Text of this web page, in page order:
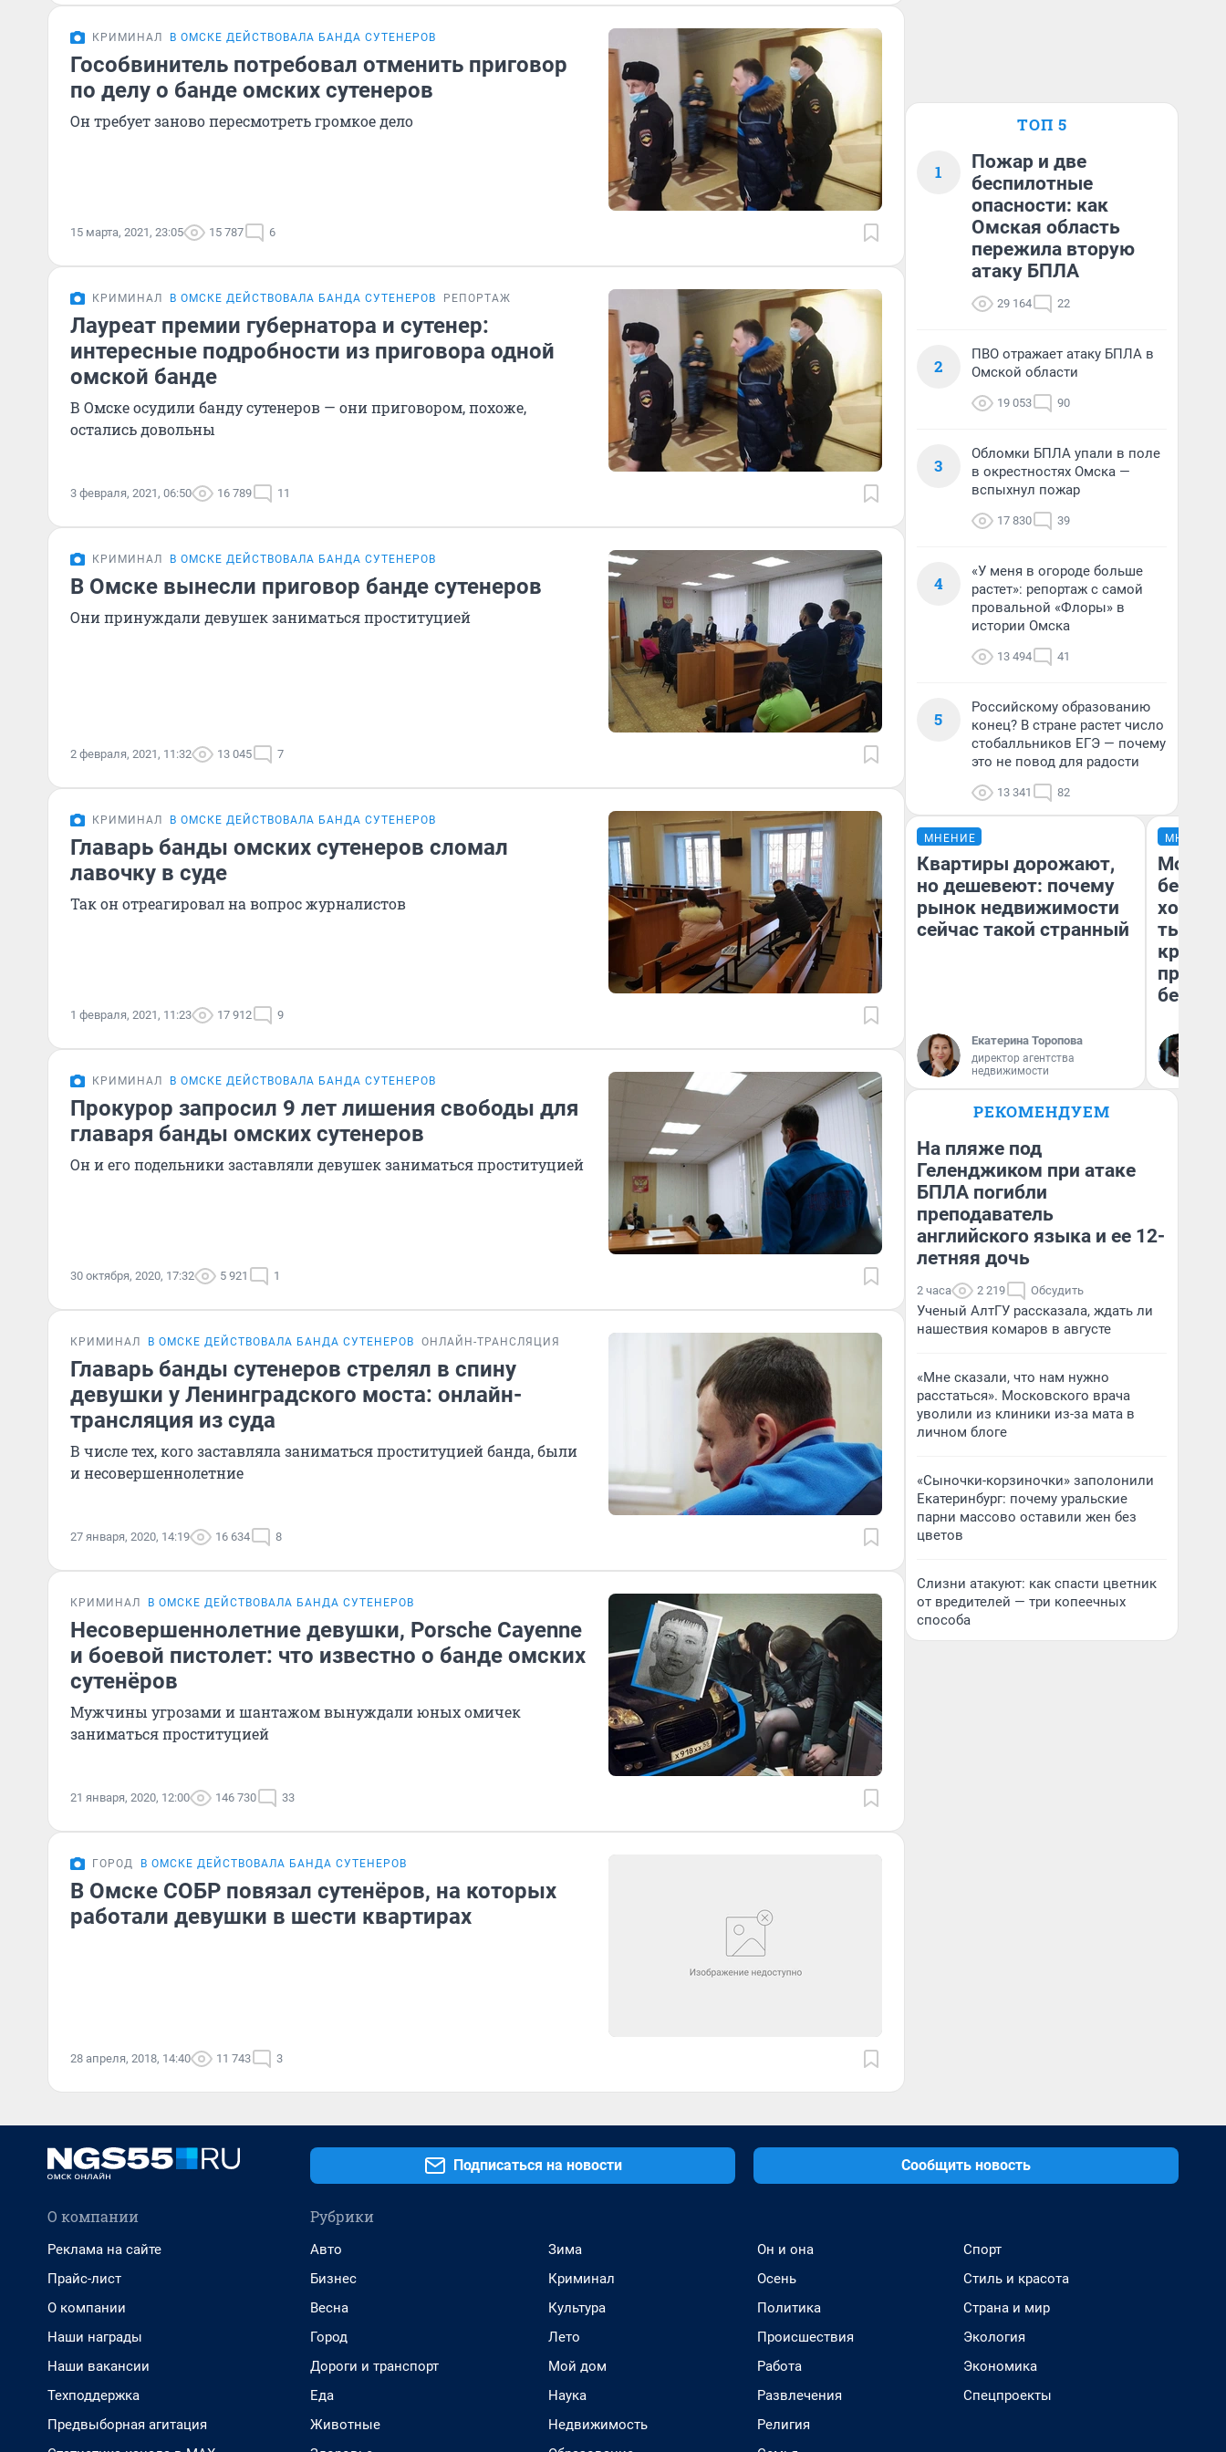
КРИМИНАЛ В ОМСКЕ ДЕЙСТВОВАЛА БАНДА СУТЕНЕРОВ
Гособвинитель потребовал отменить приговор
по делу о банде омских сутенеров
Он требует заново пересмотреть громкое дело
15 марта, 2021, 23:05 15 787 6
КРИМИНАЛ В ОМСКЕ ДЕЙСТВОВАЛА БАНДА СУТЕНЕРОВ РЕПОРТАЖ
Лауреат премии губернатора и сутенер:
интересные подробности из приговора одной
омской банде
В Омске осудили банду сутенеров — они приговором, похоже,
остались довольны
3 февраля, 2021, 06:50 16 789 11
КРИМИНАЛ В ОМСКЕ ДЕЙСТВОВАЛА БАНДА СУТЕНЕРОВ
В Омске вынесли приговор банде сутенеров
Они принуждали девушек заниматься проституцией
2 февраля, 2021, 11:32 13 045 7
КРИМИНАЛ В ОМСКЕ ДЕЙСТВОВАЛА БАНДА СУТЕНЕРОВ
Главарь банды омских сутенеров сломал
лавочку в суде
Так он отреагировал на вопрос журналистов
1 февраля, 2021, 11:23 17 912 9
КРИМИНАЛ В ОМСКЕ ДЕЙСТВОВАЛА БАНДА СУТЕНЕРОВ
Прокурор запросил 9 лет лишения свободы для
главаря банды омских сутенеров
Он и его подельники заставляли девушек заниматься проституцией
30 октября, 2020, 17:32 5 921 1
КРИМИНАЛ В ОМСКЕ ДЕЙСТВОВАЛА БАНДА СУТЕНЕРОВ ОНЛАЙН-ТРАНСЛЯЦИЯ
Главарь банды сутенеров стрелял в спину
девушки у Ленинградского моста: онлайн-
трансляция из суда
В числе тех, кого заставляла заниматься проституцией банда, были
и несовершеннолетние
27 января, 2020, 14:19 16 634 8
КРИМИНАЛ В ОМСКЕ ДЕЙСТВОВАЛА БАНДА СУТЕНЕРОВ
Несовершеннолетние девушки, Porsche Cayenne
и боевой пистолет: что известно о банде омских
сутенёров
Мужчины угрозами и шантажом вынуждали юных омичек
заниматься проституцией
21 января, 2020, 12:00 146 730 33
ГОРОД В ОМСКЕ ДЕЙСТВОВАЛА БАНДА СУТЕНЕРОВ
В Омске СОБР повязал сутенёров, на которых
работали девушки в шести квартирах
28 апреля, 2018, 14:40 11 743 3
ТОП 5
1
Пожар и две
беспилотные
опасности: как
Омская область
пережила вторую
атаку БПЛА
29 164 22
2
ПВО отражает атаку БПЛА в
Омской области
19 053 90
3
Обломки БПЛА упали в поле
в окрестностях Омска —
вспыхнул пожар
17 830 39
4
«У меня в огороде больше
растет»: репортаж с самой
провальной «Флоры» в
истории Омска
13 494 41
5
Российскому образованию
конец? В стране растет число
стобалльников ЕГЭ — почему
это не повод для радости
13 341 82
МНЕНИЕ
Квартиры дорожают,
но дешевеют: почему
рынок недвижимости
сейчас такой странный
Екатерина Торопова
директор агентства
недвижимости
МНЕНИЕ
Мой
хотела
тысяч,
РЕКОМЕНДУЕМ
На пляже под
Геленджиком при атаке
БПЛА погибли
преподаватель
английского языка и ее 12-
летняя дочь
2 часа 2 219 Обсудить
Ученый АлтГУ рассказала, ждать ли
нашествия комаров в августе
«Мне сказали, что нам нужно
расстаться». Московского врача
уволили из клиники из-за мата в
личном блоге
«Сыночки-корзиночки» заполонили
Екатеринбург: почему уральские
парни массово оставили жен без
цветов
Слизни атакуют: как спасти цветник
от вредителей — три копеечных
способа
Подписаться на новости Сообщить новость
О компании
Реклама на сайте
Прайс-лист
О компании
Наши награды
Наши вакансии
Техподдержка
Предвыборная агитация
Рубрики
Авто
Бизнес
Весна
Город
Дороги и транспорт
Еда
Животные
Зима
Криминал
Культура
Лето
Мой дом
Наука
Недвижимость
Он и она
Осень
Политика
Происшествия
Работа
Развлечения
Религия
Спорт
Стиль и красота
Страна и мир
Экология
Экономика
Спецпроекты